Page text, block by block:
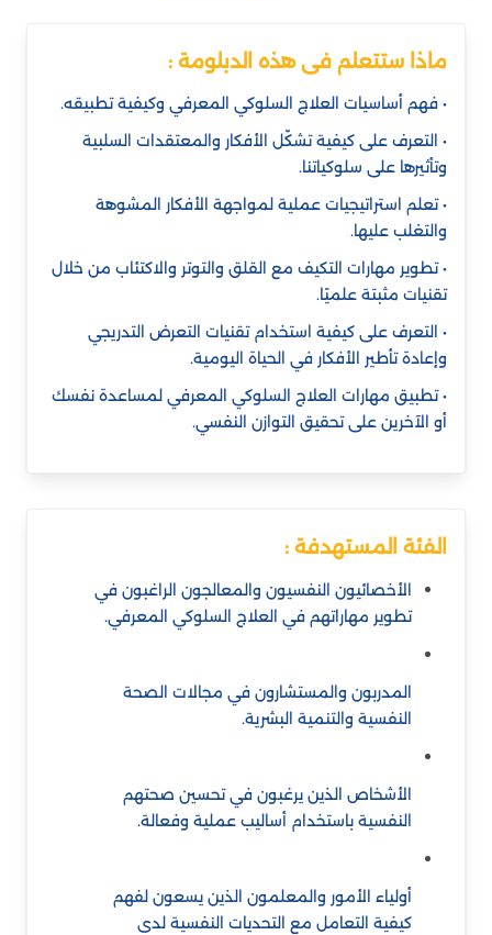
ماذا ستتعلم فى هذه الدبلومة :
• فهم أساسيات العلاج السلوكي المعرفي وكيفية تطبيقه.
• التعرف على كيفية تشكّل الأفكار والمعتقدات السلبية
وتأثيرها على سلوكياتنا.
• تعلم استراتيجيات عملية لمواجهة الأفكار المشوهة
والتغلب عليها.
• تطوير مهارات التكيف مع القلق والتوتر والاكتئاب من خلال
تقنيات مثبتة علميًا.
• التعرف على كيفية استخدام تقنيات التعرض التدريجي
وإعادة تأطير الأفكار في الحياة اليومية.
• تطبيق مهارات العلاج السلوكي المعرفي لمساعدة نفسك
أو الآخرين على تحقيق التوازن النفسي.
الفئة المستهدفة :
الأخصائيون النفسيون والمعالجون الراغبون في
تطوير مهاراتهم في العلاج السلوكي المعرفي.
المدربون والمستشارون في مجالات الصحة
النفسية والتنمية البشرية.
الأشخاص الذين يرغبون في تحسين صحتهم
النفسية باستخدام أساليب عملية وفعالة.
أولياء الأمور والمعلمون الذين يسعون لفهم
كيفية التعامل مع التحديات النفسية لدى